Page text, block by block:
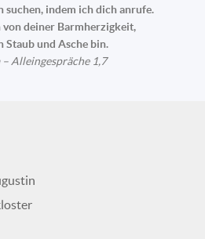
suchen, indem ich dich anrufe.
von deiner Barmherzigkeit,
Staub und Asche bin.
Alleingespräche 1,7